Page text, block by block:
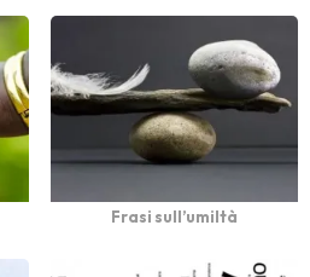
Frasi sull’umiltà